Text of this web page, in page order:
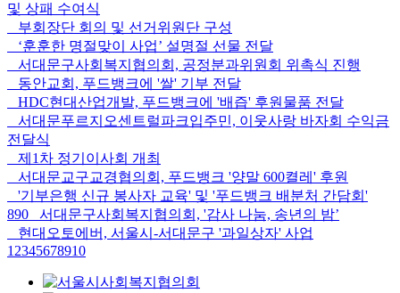
및 상패 수여식
부회장단 회의 및 선거위원단 구성
‘훈훈한 명절맞이 사업’ 설명절 선물 전달
서대문구사회복지협의회, 공정분과위원회 위촉식 진행
동안교회, 푸드뱅크에 '쌀' 기부 전달
HDC현대산업개발, 푸드뱅크에 '배즙' 후원물품 전달
서대문푸르지오센트럴파크입주민, 이웃사랑 바자회 수익금
전달식
제1차 정기이사회 개최
서대문교구교경협의회, 푸드뱅크 '양말 600켤레' 후원
'기부은행 신규 봉사자 교육' 및 '푸드뱅크 배분처 간담회'
890
서대문구사회복지협의회, '감사 나눔, 송년의 밤’
현대오토에버, 서울시-서대문구 '과일상자' 사업
1 2345678910